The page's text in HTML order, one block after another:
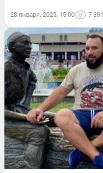
28 января, 2025, 15:00 7 391